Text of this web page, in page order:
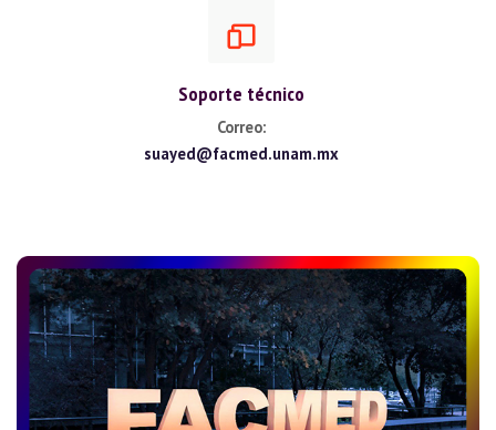
Soporte técnico
Correo:
suayed@facmed.unam.mx